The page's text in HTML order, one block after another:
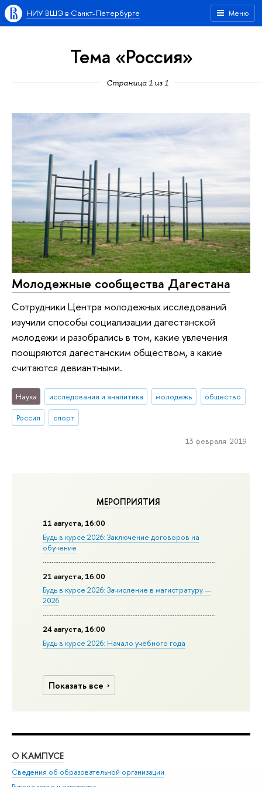
Меню
НИУ ВШЭ в Санкт-Петербурге
Тема «Россия»
Страница 1 из 1
МЕРОПРИЯТИЯ
11 августа, 16:00
Будь в курсе 2026: Заключение договоров на
обучение
21 августа, 16:00
Будь в курсе 2026: Зачисление в магистратуру —
2026
24 августа, 16:00
Будь в курсе 2026: Начало учебного года
Показать все
Молодежные сообщества Дагестана
Сотрудники Центра молодежных исследований
изучили способы социализации дагестанской
молодежи и разобрались в том, какие увлечения
поощряются дагестанским обществом, а какие
считаются девиантными.
Наука исследования и аналитика молодежь
общество
Россия
спорт
13 февраля 2019
О КАМПУСЕ
Сведения об образовательной организации